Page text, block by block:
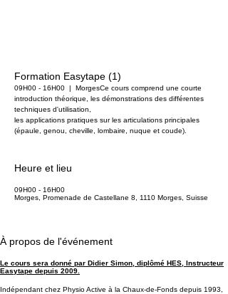
Formation Easytape (1)
09H00 - 16H00
  |
MorgesCe cours comprend une courte
introduction théorique, les démonstrations des différentes
techniques d'utilisation,
les applications pratiques sur les articulations principales
(épaule, genou, cheville, lombaire, nuque et coude).
Heure et lieu
09H00 - 16H00
Morges, Promenade de Castellane 8, 1110 Morges, Suisse
À propos de l'événement
Le cours sera donné par Didier Simon, diplômé HES, Instructeur
Easytape depuis 2009.
Indépendant chez Physio Active à la Chaux-de-Fonds depuis 1993,